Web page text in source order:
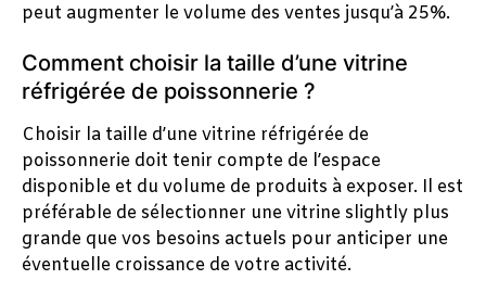
peut augmenter le volume des ventes jusqu’à 25%.
Comment choisir la taille d’une vitrine
réfrigérée de poissonnerie ?
Choisir la taille d’une vitrine réfrigérée de
poissonnerie doit tenir compte de l’espace
disponible et du volume de produits à exposer. Il est
préférable de sélectionner une vitrine slightly plus
grande que vos besoins actuels pour anticiper une
éventuelle croissance de votre activité.